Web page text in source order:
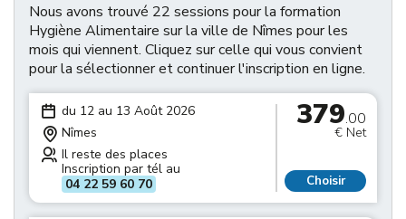
Nous avons trouvé 22 sessions pour la formation
Hygiène Alimentaire sur la ville de Nîmes pour les
mois qui viennent. Cliquez sur celle qui vous convient
pour la sélectionner et continuer l'inscription en ligne.
du 12 au 13 Août 2026
Nîmes
Il reste des places
Inscription par tél au
04 22 59 60 70
379.00
€ Net
Choisir